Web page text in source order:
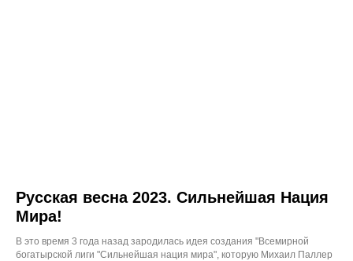
Русская весна 2023. Сильнейшая Нация
Мира!
В это время 3 года назад зародилась идея создания "Всемирной
богатырской лиги "Сильнейшая нация мира", которую Михаил Паллер